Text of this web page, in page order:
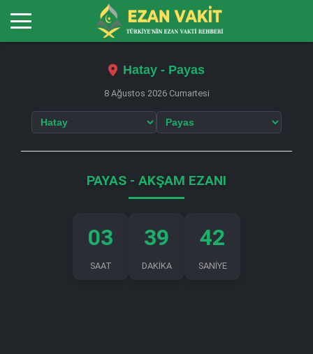
Hatay - Payas
8 Ağustos 2026 Cumartesi
PAYAS - AKŞAM EZANI
03
SAAT
39
DAKİKA
41
SANİYE